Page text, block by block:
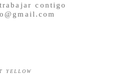
contigo
YELLOW